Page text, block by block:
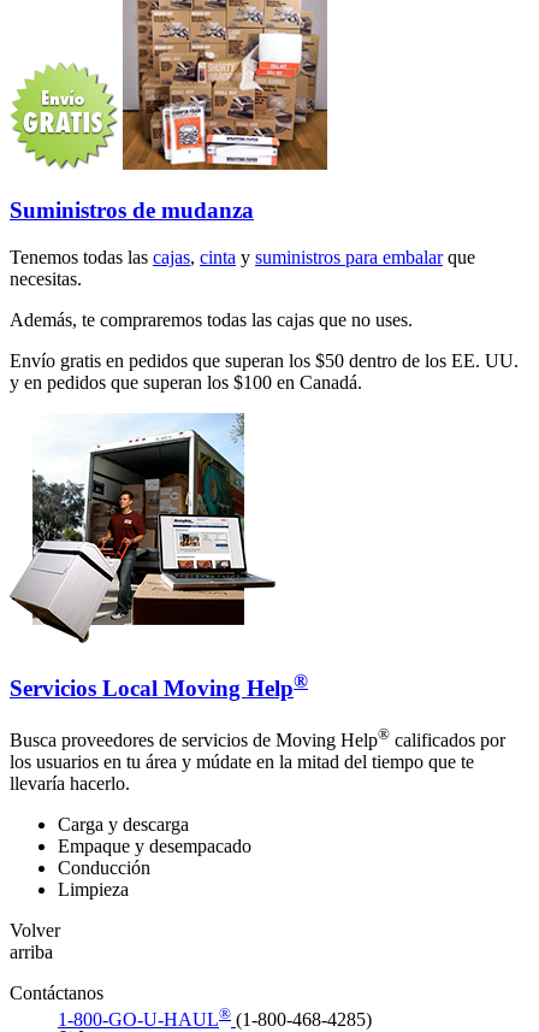
Suministros de mudanza
Tenemos todas las cajas, cinta y suministros para embalarque
necesitas.
Además, te compraremos todas las cajas que no uses.
Envío gratis en pedidos que superan los $50 dentro de los EE. UU.
y en pedidos que superan los $100 en Canadá.
Servicios Local Moving Help®
Busca proveedores de servicios de Moving Help® calificados por
los usuarios en tu área y múdate en la mitad del tiempo que te
llevaría hacerlo.
Carga y descarga
Empaque y desempacado
Conducción
Limpieza
Volver
arriba
Contáctanos
1-800-GO-U-HAUL® (1-800-468-4285)